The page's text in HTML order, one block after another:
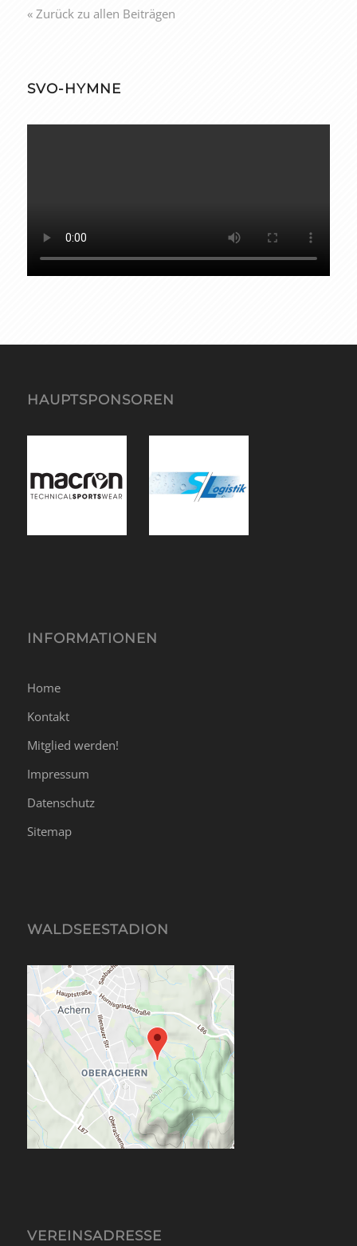
« Zurück zu allen Beiträgen
SVO-HYMNE
HAUPTSPONSOREN
INFORMATIONEN
Home
Kontakt
Mitglied werden!
Impressum
Datenschutz
Sitemap
WALDSEESTADION
VEREINSADRESSE